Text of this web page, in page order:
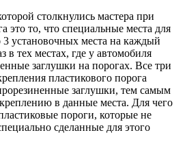
столкнулись мастера при
это то, что специальные места для
установочных места на каждый
в тех местах, где у автомобиля
заглушки на порогах. Все три
пластикового порога
заглушки, тем самым
в данные места. Для чего
пороги, которые не
сделанные для этого